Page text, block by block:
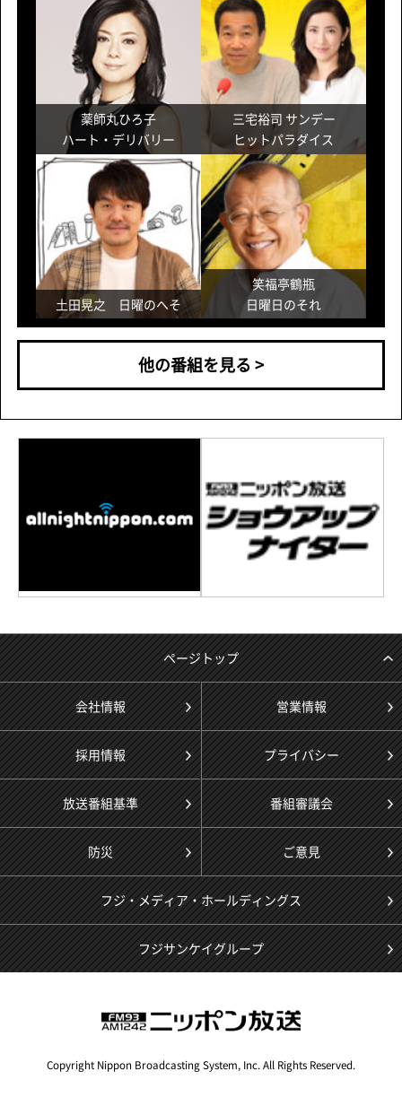
他の番組を見る >
ページトップ
会社情報 営業情報
採用情報 プライバシー
放送番組基準 番組審議会
防災 ご意見
フジ・メディア・ホールディングス
フジサンケイグループ
Copyright Nippon Broadcasting System, Inc. All Rights Reserved.